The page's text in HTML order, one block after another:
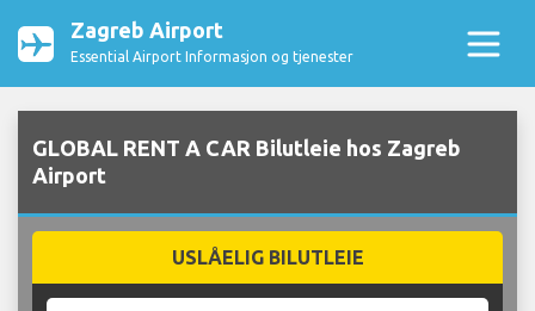
Zagreb Airport
Essential Airport Informasjon og tjenester
GLOBAL RENT A CAR Bilutleie hos Zagreb
Airport
USLÅELIG BILUTLEIE